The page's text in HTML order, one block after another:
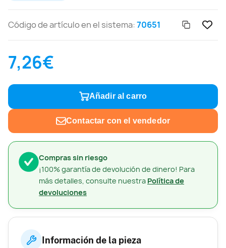
Compras sin riesgo
¡100% garantía de devolución de dinero! Para
más detalles, consulte nuestra Política de
devoluciones
Código de artículo en el sistema:70651
7,26€
Añadir al carro
Contactar con el vendedor
Información de la pieza